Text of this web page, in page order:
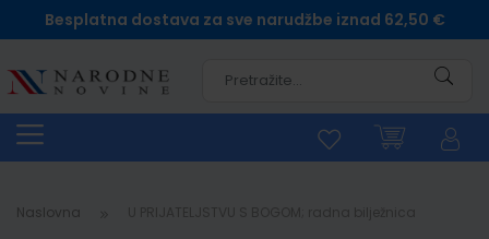
Besplatna dostava za sve narudžbe iznad 62,50 €
Naslovna